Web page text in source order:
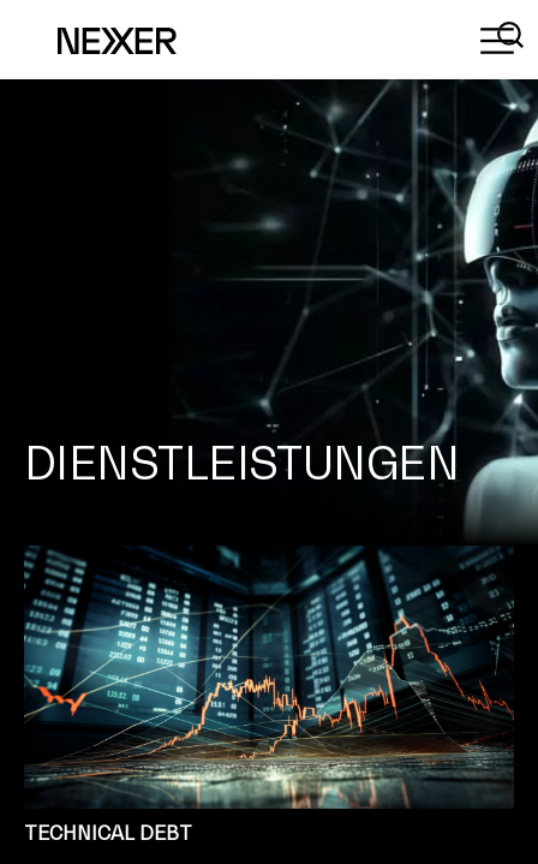
DIENSTLEISTUNGEN
TECHNICAL DEBT